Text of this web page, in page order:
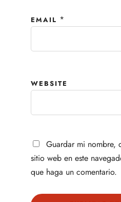
EMAIL *
WEBSITE
Guardar mi nombre,
sitio web en este
que haga un comentario.